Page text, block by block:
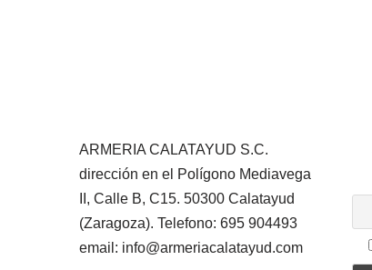
ARMERIA CALATAYUD S.C.
dirección en el Polígono Mediavega
II, Calle B, C15. 50300 Calatayud
(Zaragoza). Telefono: 695 904493
email: info@armeriacalatayud.com